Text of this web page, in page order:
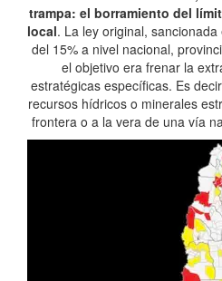
trampa: el borramiento del
local. La ley original,
del 15% a nivel nacional,
el objetivo era frenar la
estratégicas específicas. Es
recursos hídricos o minerales
frontera o a la vera de una vía